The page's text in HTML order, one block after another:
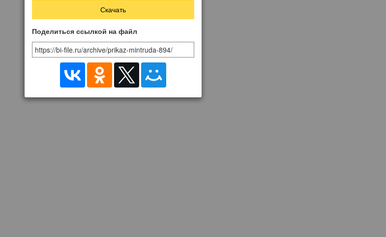
материалов в целях
информирования
работников об их
трудовых правах,
включая право на
безопасные условия и
охрану труда»
Скачать
Поделиться ссылкой на файл